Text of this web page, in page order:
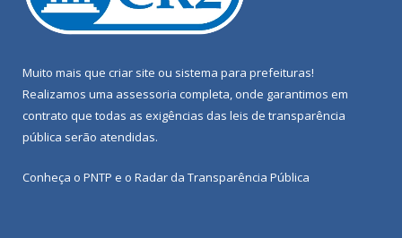
Muito mais que criar site ou sistema para prefeituras!
Realizamos uma assessoria completa, onde garantimos em
contrato que todas as exigências das leis de transparência
pública serão atendidas.
Conheça o PNTP e o Radar da Transparência Pública